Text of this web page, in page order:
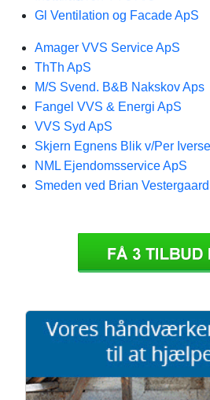
Gl Ventilation og Facade ApS
Amager VVS Service ApS
ThTh ApS
M/S Svend. B&B Nakskov Aps
Fangel VVS & Energi ApS
VVS Syd ApS
Skjern Egnens Blik v/Per
NML Ejendomsservice ApS
Smeden ved Brian